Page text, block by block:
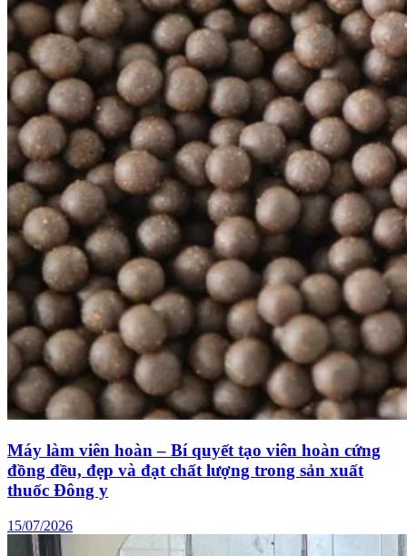
Máy làm viên hoàn – Bí quyết tạo viên hoàn cứng
đồng đều, đẹp và đạt chất lượng trong sản xuất
thuốc Đông y
15/07/2026